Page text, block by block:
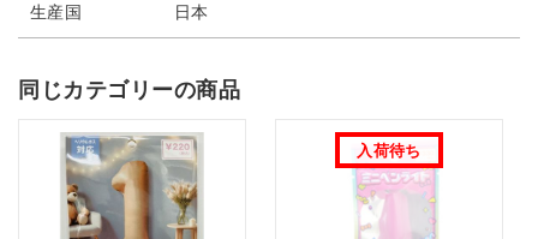
生産国 日本
同じカテゴリーの商品